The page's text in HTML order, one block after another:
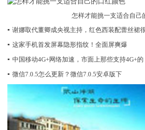
怎样才能挑一支适合自己
▪ 谢娜取代董卿成央视主持，红色西装配蕾丝裙
▪ 这家手机首发屏幕隐形指纹！全面屏爽爆
▪ 中国移动4G+网络加速，市面上那些支持4G+的
▪ 微信7.0.5怎么更新？微信7.0.5安卓版下